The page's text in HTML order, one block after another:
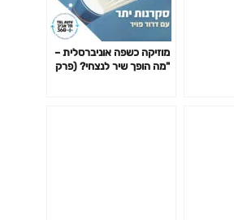
מוזיקה כשפה אוניברסלית –
"מה הופך שיר לנצחי? (פרק